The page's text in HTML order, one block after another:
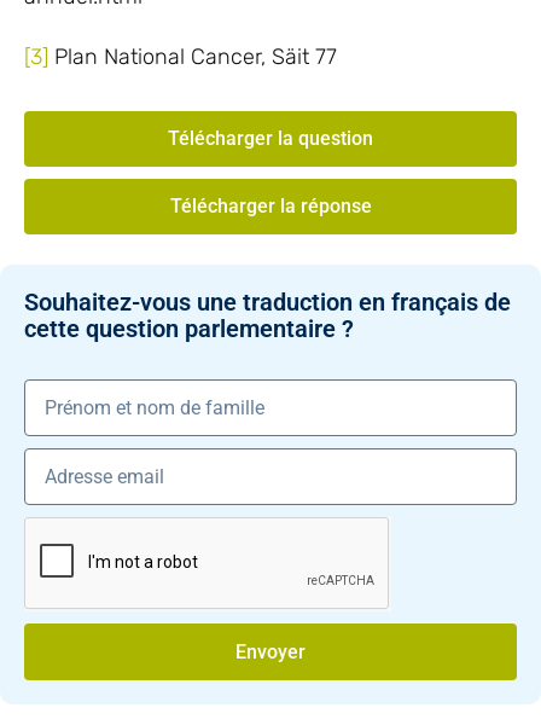
[3] Plan National Cancer, Säit 77
Télécharger la question
Télécharger la réponse
Souhaitez-vous une traduction en français de
cette question parlementaire ?
Envoyer